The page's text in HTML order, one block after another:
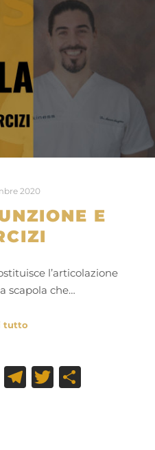
2020
E
l’articolazione
scapola che…
tutto
LinkedIn
Telegram
Twitter